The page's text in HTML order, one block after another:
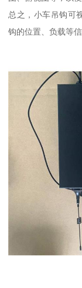
总之，小车吊钩可
钩的位置、负载等